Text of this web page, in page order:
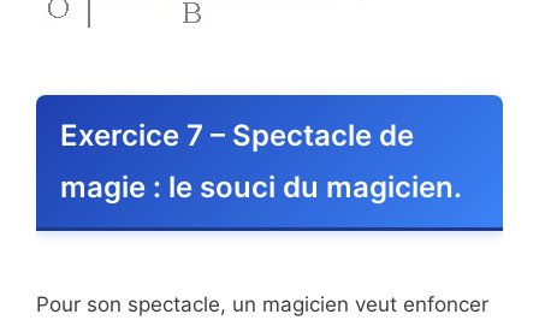
Exercice 7 – Spectacle de
magie : le souci du magicien.
Pour son spectacle, un magicien veut enfoncer